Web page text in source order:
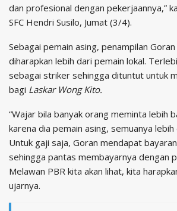
dan profesional dengan pekerjaannya,”
SFC Hendri Susilo, Jumat (3/4).
Sebagai pemain asing, penampilan
diharapkan lebih dari pemain lokal.
sebagai striker sehingga dituntut untuk
bagi Laskar Wong Kito.
“Wajar bila banyak orang meminta lebih
karena dia pemain asing, semuanya lebih
Untuk gaji saja, Goran mendapat
sehingga pantas membayarnya dengan
Melawan PBR kita akan lihat, kita
ujarnya.